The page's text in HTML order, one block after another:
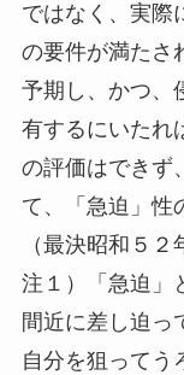
ではなく、実際
の要件が満たさ
予期し、かつ、
有するにいたれ
の評価はできず
て、「急迫」性
（最決昭和５２
注１）「急迫」
間近に差し迫っ
自分を狙ってう